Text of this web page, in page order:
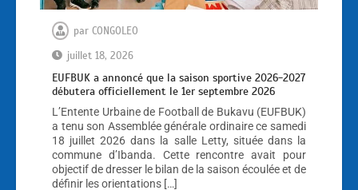
par CONGOLEO
juillet 18, 2026
EUFBUK a annoncé que la saison sportive 2026-2027
débutera officiellement le 1er septembre 2026
L’Entente Urbaine de Football de Bukavu (EUFBUK)
a tenu son Assemblée générale ordinaire ce samedi
18 juillet 2026 dans la salle Letty, située dans la
commune d’Ibanda. Cette rencontre avait pour
objectif de dresser le bilan de la saison écoulée et de
définir les orientations […]